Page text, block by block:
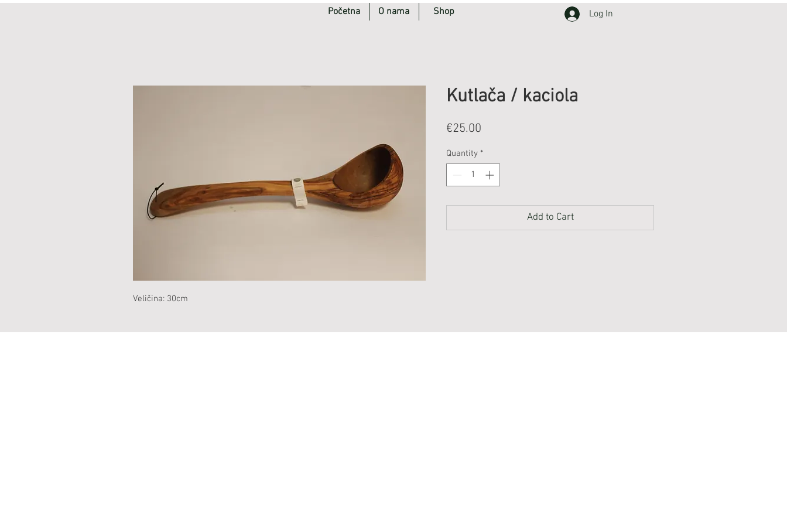
Veličina: 30cm
Kutlača / kaciola
€25.00
Quantity *
Add to Cart
Početna O nama Shop Log In